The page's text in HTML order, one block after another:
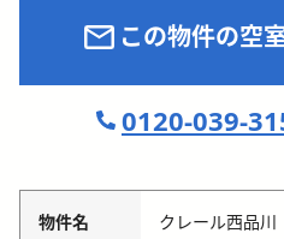
この物件の空
0120-039-
物件名 クレール西品川